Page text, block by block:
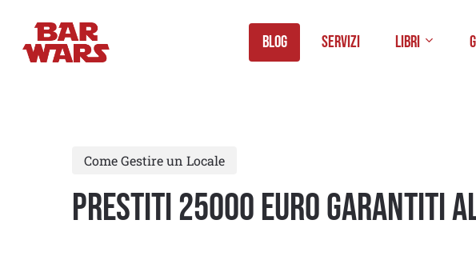
main
Blog Servizi Libri
Come Gestire un Locale
Prestiti 25000 euro garantiti